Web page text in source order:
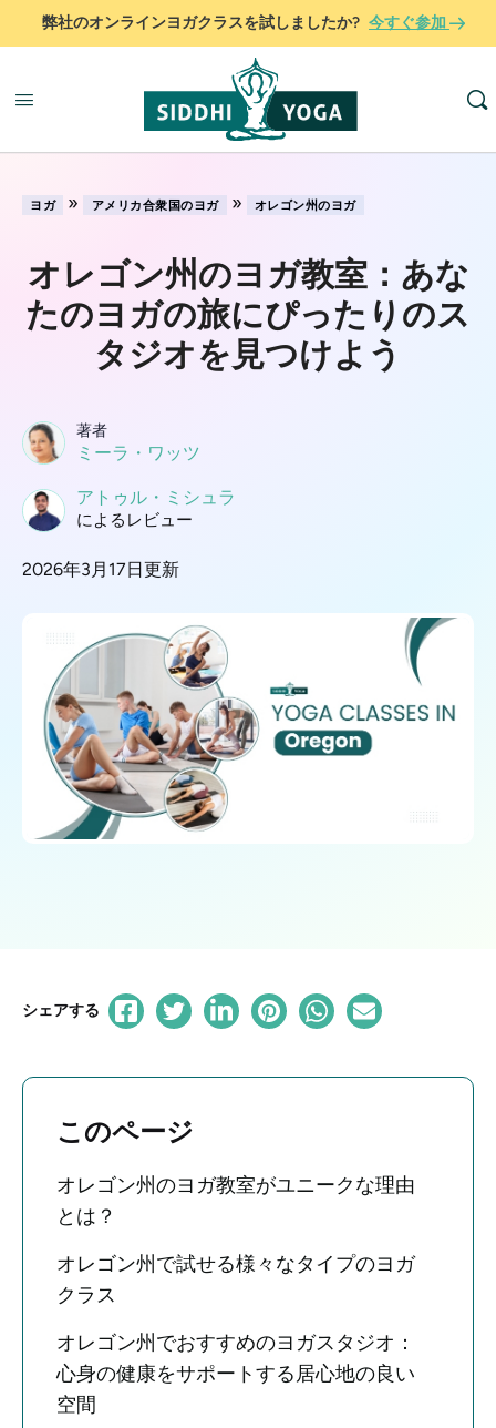
弊社のオンラインヨガクラスを試しましたか? 今すぐ参加
ヨガ » アメリカ合衆国のヨガ » オレゴン州のヨガ
オレゴン州のヨガ教室：あな
たのヨガの旅にぴったりのス
タジオを見つけよう
著者
ミーラ・ワッツ
アトゥル・ミシュラ
によるレビュー
2026年3月17日更新
シェアする
このページ
オレゴン州のヨガ教室がユニークな理由
とは？
オレゴン州で試せる様々なタイプのヨガ
クラス
オレゴン州でおすすめのヨガスタジオ：
心身の健康をサポートする居心地の良い
空間